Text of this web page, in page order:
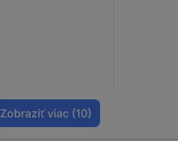
Zobraziť viac (10)